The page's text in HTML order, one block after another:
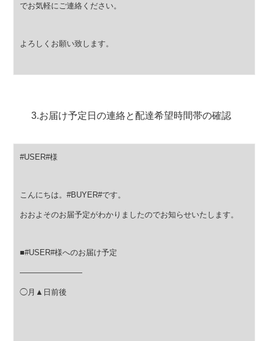
でお気軽にご連絡ください。
よろしくお願い致します。
3.お届け予定日の連絡と配達希望時間帯の確認
#USER#様
こんにちは。#BUYER#です。
おおよそのお届予定がわかりましたのでお知らせいたします。
■#USER#様へのお届け予定
————————
◯月▲日前後